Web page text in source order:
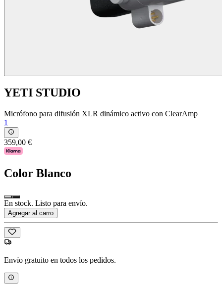
YETI STUDIO
Micrófono para difusión XLR dinámico activo con ClearAmp
1
359,00 €
Color Blanco
En stock. Listo para envío.
Agregar al carro
Envío gratuito en todos los pedidos.